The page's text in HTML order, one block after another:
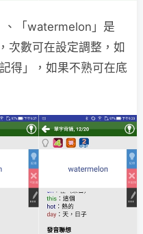
、「watermelon」是
次數可在設定調整，如
得」，如果不熟可在底